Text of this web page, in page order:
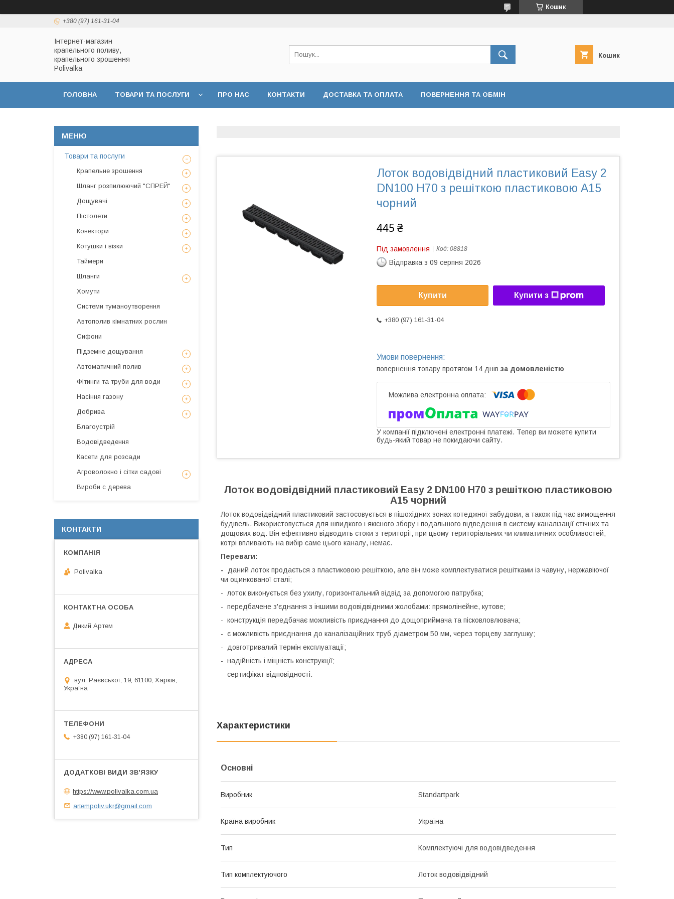
Кошик
+380 (97) 161-31-04
Інтернет-магазин
крапельного поливу,
крапельного зрошення
Polivalka
Кошик
ГОЛОВНА ТОВАРИ ТА ПОСЛУГИ ПРО НАС КОНТАКТИ ДОСТАВКА ТА ОПЛАТА ПОВЕРНЕННЯ ТА ОБМІН
Лоток водовідвідний пластиковий Easy 2
DN100 H70 з решіткою пластиковою А15
чорний
445 ₴
Під замовлення Код: 08818
Відправка з 09 серпня 2026
Купити Купити з
+380 (97) 161-31-04
повернення товару протягом 14 днів за домовленістю
У компанії підключені електронні платежі. Тепер ви можете купити
будь-який товар не покидаючи сайту.
Лоток водовідвідний пластиковий Easy 2 DN100 H70 з решіткою пластиковою
А15 чорний
Лоток водовідвідний пластиковий застосовується в пішохідних зонах котеджної забудови, а також під час вимощення
будівель. Використовується для швидкого і якісного збору і подальшого відведення в систему каналізації стічних та
дощових вод. Він ефективно відводить стоки з території, при цьому територіальних чи климатичних особливостей,
котрі впливають на вибір саме цього каналу, немає.
Переваги:
- даний лоток продається з пластиковою решіткою, але він може комплектуватися решітками із чавуну, нержавіючої
чи оцинкованої сталі;
- лоток виконується без ухилу, горизонтальний відвід за допомогою патрубка;
- передбачене з'єднання з іншими водовідвідними жолобами: прямолінейне, кутове;
- конструкція передбачає можливість приєднання до дощоприймача та пісковловлювача;
- є можливість приєднання до каналізаційних труб діаметром 50 мм, через торцеву заглушку;
- довготривалий термін експлуатації;
- надійність і міцність конструкції;
- сертифікат відповідності.
Характеристики
Основні
Виробник Standartpark
Країна виробник Україна
Тип Комплектуючі для водовідведення
Тип комплектуючого Лоток водовідвідний
Товари та послуги
Крапельне зрошення
Шланг розпилюючий "СПРЕЙ"
Дощувачі
Пістолети
Конектори
Котушки і візки
Таймери
Шланги
Хомути
Системи туманоутворення
Автополив кімнатних рослин
Сифони
Підземне дощування
Автоматичний полив
Фітинги та труби для води
Насіння газону
Добрива
Благоустрій
Водовідведення
Касети для розсади
Агроволокно і сітки садові
Вироби с дерева
КОНТАКТИ
Polivalka
Дикий Артем
вул. Раєвської, 19, 61100, Харків,
Україна
+380 (97) 161-31-04
https://www.polivalka.com.ua
artempoliv.ukr@gmail.com